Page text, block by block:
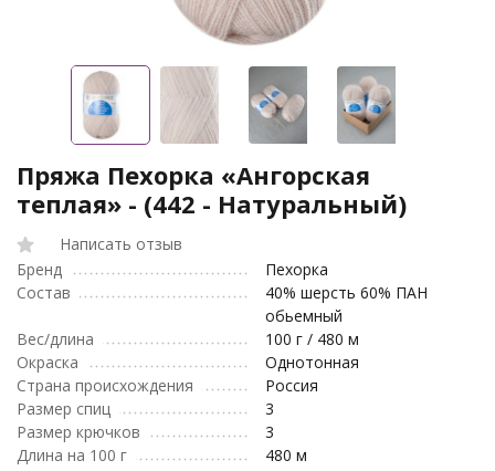
Пряжа Пехорка «Ангорская
теплая» - (442 - Натуральный)
Написать отзыв
Бренд
Пехорка
Состав
40% шерсть 60% ПАН
обьемный
Вес/длина
100 г / 480 м
Окраска
Однотонная
Страна происхождения
Россия
Размер спиц
3
Размер крючков
3
Длина на 100 г
480 м